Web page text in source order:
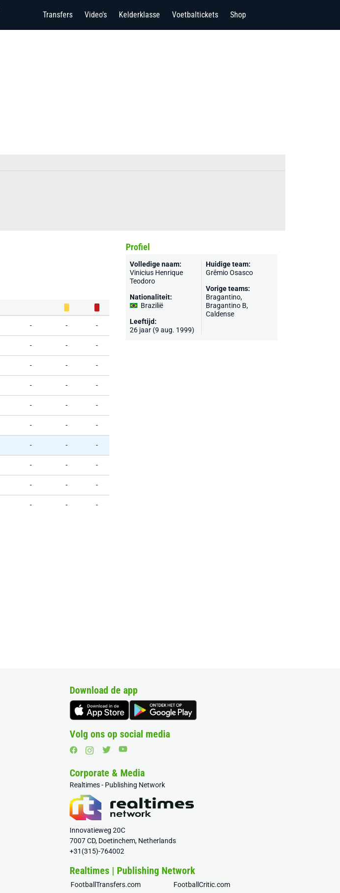
Transfers Video's Kelderklasse Voetbaltickets Shop
- - -
- - -
- - -
- - -
- - -
- - -
- - -
- - -
- - -
- - -
Profiel
Volledige naam:
Vinicius Henrique
Teodoro
Nationaliteit:
Brazilië
Leeftijd:
26 jaar (9 aug. 1999)
Huidige team:
Grêmio Osasco
Vorige teams:
Bragantino,
Bragantino B,
Caldense
Download de app
Volg ons op social media
Corporate & Media
Realtimes - Publishing Network
Innovatieweg 20C
7007 CD, Doetinchem, Netherlands
+31(315)-764002
Realtimes | Publishing Network
FootballTransfers.com
FootballCritic.com